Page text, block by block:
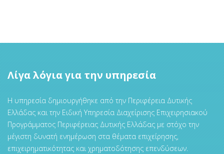
Λίγα λόγια για την υπηρεσία
Η υπηρεσία δημιουργήθηκε από την Περιφέρεια Δυτικής
Ελλάδας και την Ειδική Υπηρεσία Διαχείρισης Επιχειρησιακού
Προγράμματος Περιφέρειας Δυτικής Ελλάδας με στόχο την
μέγιστη δυνατή ενημέρωση στα θέματα επιχείρησης,
επιχειρηματικότητας και χρηματοδότησης επενδύσεων.